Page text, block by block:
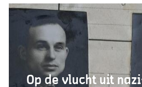
Op de vlucht uit